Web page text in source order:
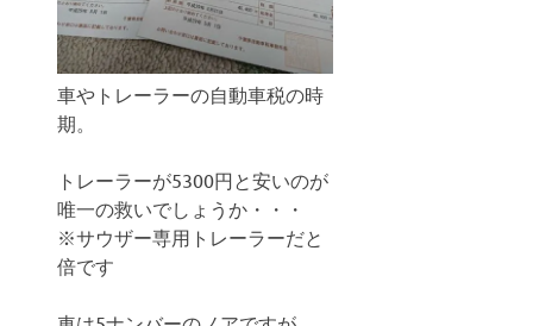
車やトレーラーの自動車税の時
期。
トレーラーが5300円と安いのが
唯一の救いでしょうか・・・
※サウザー専用トレーラーだと
倍です